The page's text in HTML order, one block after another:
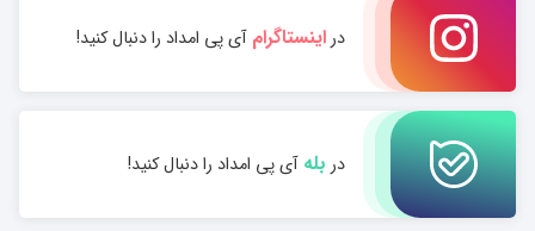
دراینستاگرامآی پی امداد را دنبال کنید!
در بلهآی پی امداد را دنبال کنید!